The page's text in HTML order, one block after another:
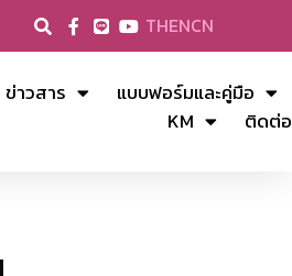
THENCN
ข่าวสาร
แบบฟอร์มและคู่มือ
KM
ติดต่อ